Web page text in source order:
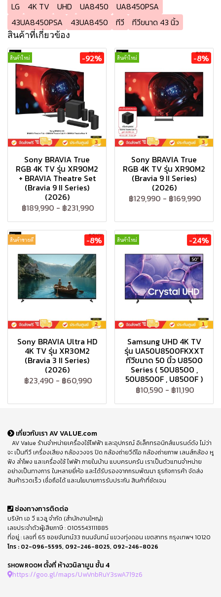
LG 4K TV UHD UA8450
UA8450PSA
43UA8450PSA
43UA8450 ทีวี ทีวีขนาด 43 นิ้ว
สินค้าที่เกี่ยวข้อง
สินค้าใหม่ -92%
Sony BRAVIA True
RGB 4K TV รุ่น XR90M2
+ BRAVIA Theatre Set
(Bravia 9 II Series)
(2026)
฿189,990 - ฿231,990
สินค้าใหม่ -8%
Sony BRAVIA True
RGB 4K TV รุ่น XR90M2
(Bravia 9 II Series)
(2026)
฿129,990 - ฿169,990
สินค้าขายดี -8%
Sony BRAVIA Ultra HD
4K TV รุ่น XR30M2
(Bravia 3 II Series)
(2026)
฿23,490 - ฿60,990
สินค้าใหม่ -24%
Samsung UHD 4K TV
รุ่น UA50U8500FKXXT
ทีวีขนาด 50 นิ้ว U8500
Series ( 50U8500 ,
50U8500F , U8500F )
฿10,590 - ฿11,190
เกี่ยวกับเรา AV VALUE.com
AV Value ร้านจำหน่ายเครื่องใช้ไฟฟ้า และอุปกรณ์ อิเล็กทรอนิกส์แบรนด์ดัง ไม่ว่า
จะ เป็นทีวี เครื่องเสียง กล้องวงจร ปิด กล้องถ่ายวีดีโอ กล้องถ่ายภาพ เลนส์กล้อง หู
ฟัง ลำโพง และเครื่องใช้ ไฟฟ้า ภายในบ้าน แบบครบครัน เราเป็นตัวแทนจำหน่าย
อย่างเป็นทางการ ในหลายยี่ห้อ และได้รับรองจากกรมพัฒนา ธุรกิจการค้า จัดส่ง
สินค้ารวดเร็ว เชื่อถือได้ และนโยบายการรับประกัน สินค้าที่ชัดเจน
ช่องทางการติดต่อ
บริษัท เอ วี แวลู จำกัด (สำนักงานใหญ่)
เลขประจำตัวผู้เสียภาษี : 0105543111885
ที่อยู่ : เลขที่ 65 ซอยจันทน์33 ถนนจันทน์ แขวงทุ่งดอน เขตสาทร กรุงเทพฯ 10120
โทร : 02-096-5595, 092-246-8025, 092-246-8026
SHOWROOM ตั้งที่ ห้างวนิลามูน ชั้น 4
https://goo.gl/maps/UwVnbRuY3swA719z6